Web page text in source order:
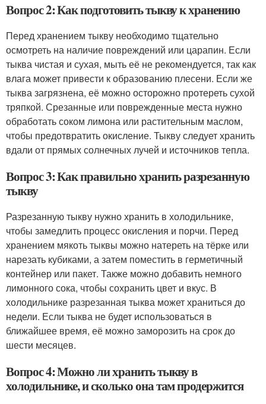
Вопрос 2: Как подготовить тыкву к хранению
Перед хранением тыкву необходимо тщательно
осмотреть на наличие повреждений или царапин. Если
тыква чистая и сухая, мыть её не рекомендуется, так как
влага может привести к образованию плесени. Если же
тыква загрязнена, её можно осторожно протереть сухой
тряпкой. Срезанные или поврежденные места нужно
обработать соком лимона или растительным маслом,
чтобы предотвратить окисление. Тыкву следует хранить
вдали от прямых солнечных лучей и источников тепла.
Вопрос 3: Как правильно хранить разрезанную
тыкву
Разрезанную тыкву нужно хранить в холодильнике,
чтобы замедлить процесс окисления и порчи. Перед
хранением мякоть тыквы можно натереть на тёрке или
нарезать кубиками, а затем поместить в герметичный
контейнер или пакет. Также можно добавить немного
лимонного сока, чтобы сохранить цвет и вкус. В
холодильнике разрезанная тыква может храниться до
недели. Если тыква не будет использоваться в
ближайшее время, её можно заморозить на срок до
шести месяцев.
Вопрос 4: Можно ли хранить тыкву в
холодильнике, и сколько она там продержится